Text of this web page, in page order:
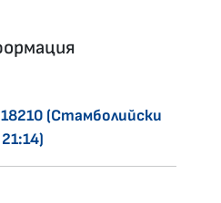
(Стамболийски